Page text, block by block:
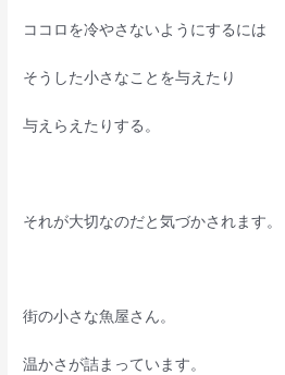
ココロを冷やさないようにするには
そうした小さなことを与えたり
与えらえたりする。
それが大切なのだと気づかされます。
街の小さな魚屋さん。
温かさが詰まっています。